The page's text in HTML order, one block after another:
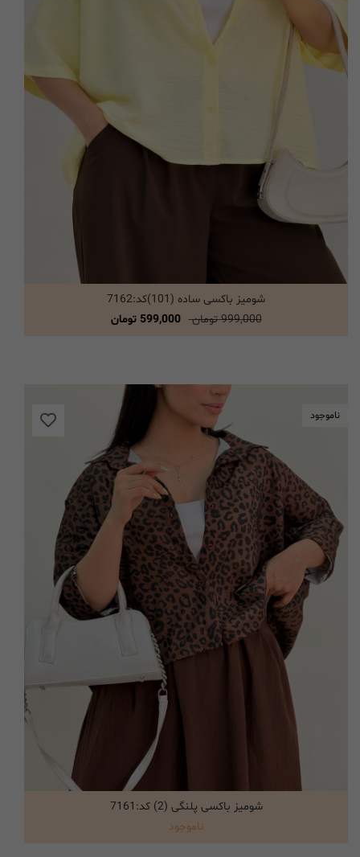
انتخاب گزینه ها
شومیز باکسی ساده (101)کد:7162
999,000 تومان
599,000 تومان
ناموجود
انتخاب گزینه ها
شومیز باکسی پلنگی (2) کد:7161
ناموجود